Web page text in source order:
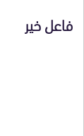
فاعل خير